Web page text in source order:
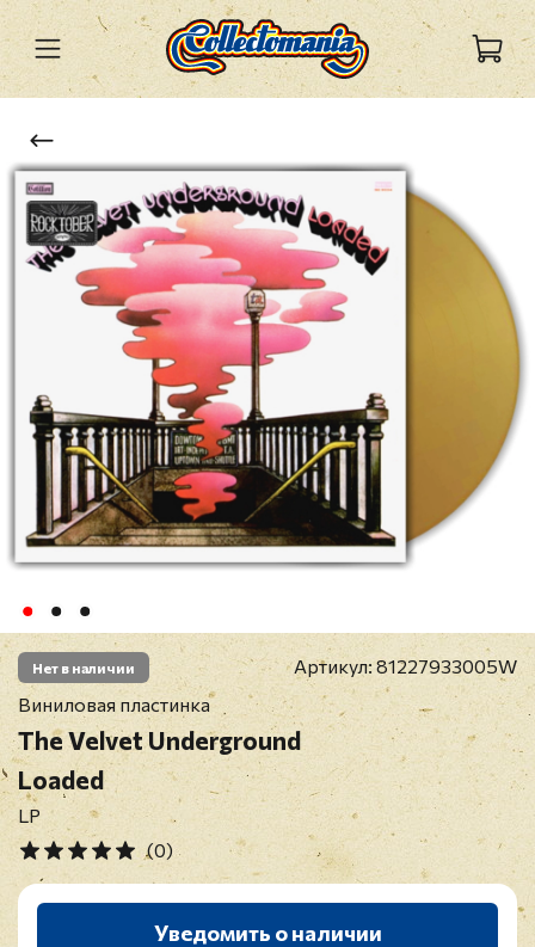
Нет в наличии Артикул: 81227933005W
Виниловая пластинка
The Velvet Underground
Loaded
LP
(0)
Уведомить о наличии